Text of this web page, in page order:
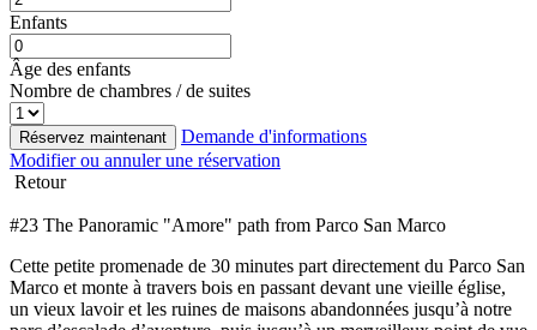
Enfants
Âge des enfants
Nombre de chambres / de suites
Réservez maintenant
Demande d'informations
Modifier ou annuler une réservation
Retour
#23 The Panoramic "Amore" path from Parco San Marco
Cette petite promenade de 30 minutes part directement du Parco San
Marco et monte à travers bois en passant devant une vieille église,
un vieux lavoir et les ruines de maisons abandonnées jusqu’à notre